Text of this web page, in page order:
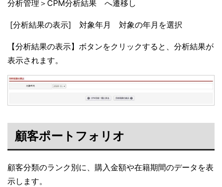
分析管理＞CPM分析結果 へ遷移し
[分析結果の表示] 対象年月 対象の年月を選択
【分析結果の表示】ボタンをクリックすると、分析結果が
表示されます。
顧客ポートフォリオ
顧客分類のランク別に、購入金額や在籍期間のデータを表
示します。